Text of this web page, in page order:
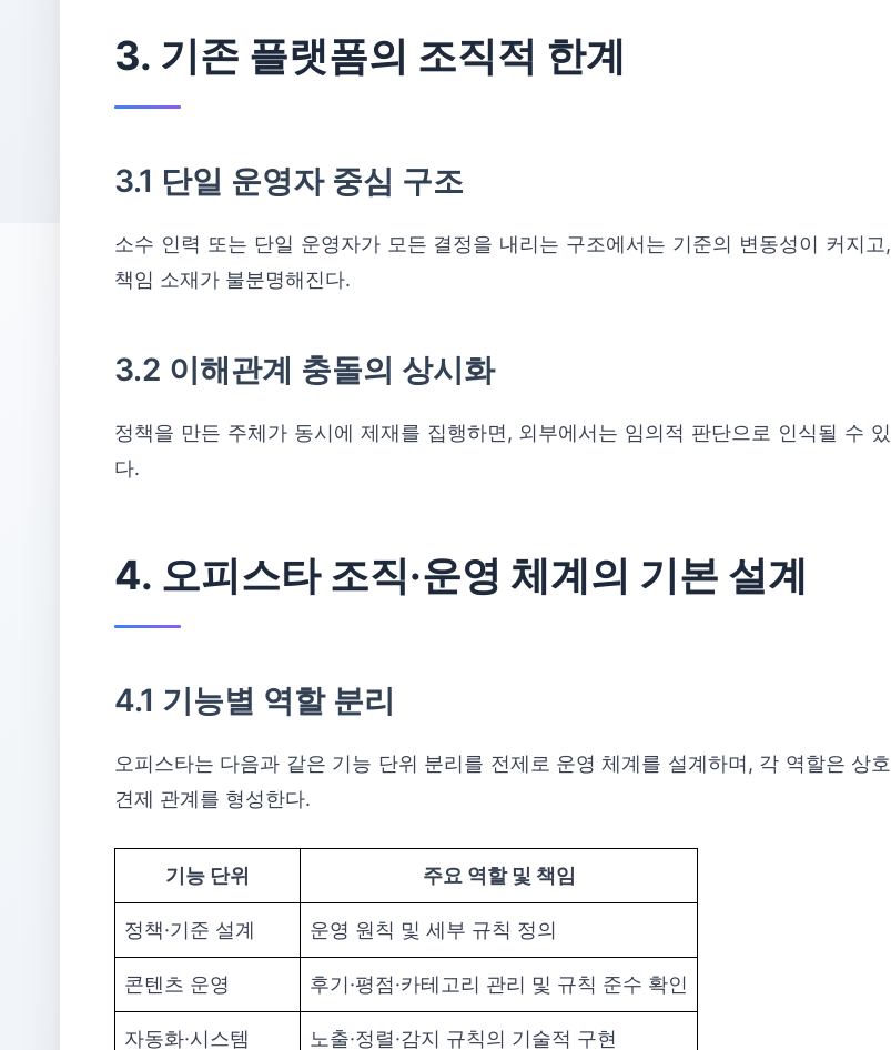
3. 기존 플랫폼의 조직적 한계
3.1 단일 운영자 중심 구조
소수 인력 또는 단일 운영자가 모든 결정을 내리는 구조에서는 기준의 변동성이 커지고,
책임 소재가 불분명해진다.
3.2 이해관계 충돌의 상시화
정책을 만든 주체가 동시에 제재를 집행하면, 외부에서는 임의적 판단으로 인식될 수 있
다.
4. 오피스타 조직·운영 체계의 기본 설계
4.1 기능별 역할 분리
오피스타는 다음과 같은 기능 단위 분리를 전제로 운영 체계를 설계하며, 각 역할은 상호
견제 관계를 형성한다.
기능 단위 주요 역할 및 책임
정책·기준 설계 운영 원칙 및 세부 규칙 정의
콘텐츠 운영 후기·평점·카테고리 관리 및 규칙 준수 확인
자동화·시스템 노출·정렬·감지 규칙의 기술적 구현